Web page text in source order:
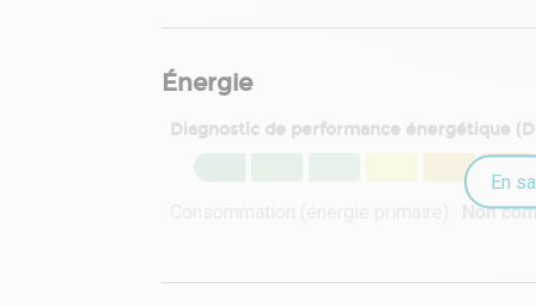
Énergie
Diagnostic de performance énergétique
Non
En